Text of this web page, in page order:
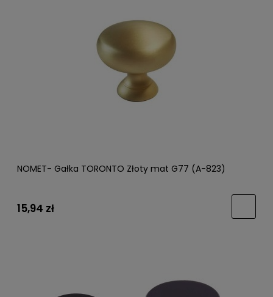
NOMET- Gałka TORONTO Złoty mat G77 (A-823)
15,94 zł